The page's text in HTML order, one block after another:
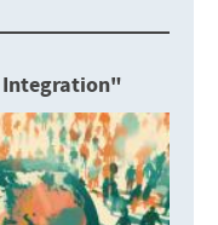
Integration"